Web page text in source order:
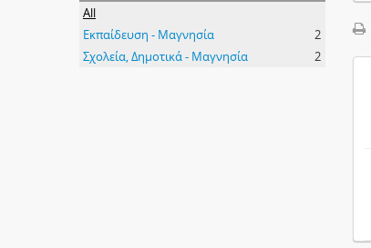
All
Εκπαίδευση - Μαγνησία
2
Σχολεία, Δημοτικά - Μαγνησία
2